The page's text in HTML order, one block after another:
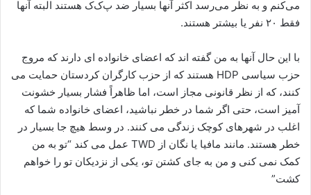
می‌کنم و به نظر می‌رسد اکثر آنها بسیار ضد پ‌ک‌ک هستند البته آنها
فقط ۲۰ نفر یا بیشتر هستند.
با این حال آنها به من گفته اند که اعضای خانواده ای دارند که مروج
حزب سیاسی HDP هستند که از حزب کارگران کردستان حمایت می
کنند، که از نظر قانونی مجاز است، اما ظاهراً فشار بسیار خشونت
آمیز است، حتی اگر شما در خطر نباشید، اعضای خانواده شما که
اغلب در شهرهای کوچک زندگی می کنند. در وسط هیچ جا بسیار در
خطر هستند. مانند مافیا یا نگان از TWD عمل می کند “تو به من
کمک نمی کنی و من به جای کشتن تو، یکی از نزدیکان تو را خواهم
کشت”